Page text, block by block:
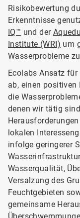
Risikobewertung
Erkenntnisse
IQ™ und der
Institute (WRI) um
Wasserprobleme
Ecolabs Ansatz
ab, einen
die
denen wir tätig
lokalen
infolge geringerer
Wasserqualität,
Versalzung des
Feuchtgebieten
gemeinsame